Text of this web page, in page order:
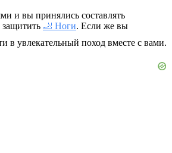
и вы принялись составлять
🦶 Ноги. Если же вы
в увлекательный поход вместе с вами.